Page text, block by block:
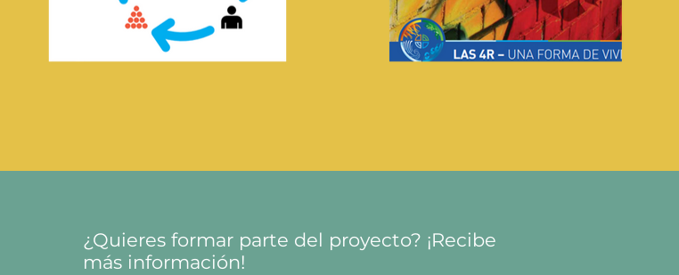
¿Quieres formar parte del proyecto? ¡Recibe
más información!